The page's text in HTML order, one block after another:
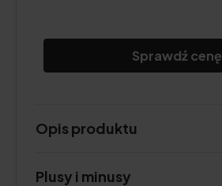
Sprawdź cenę
Opis produktu
Plusy i minusy